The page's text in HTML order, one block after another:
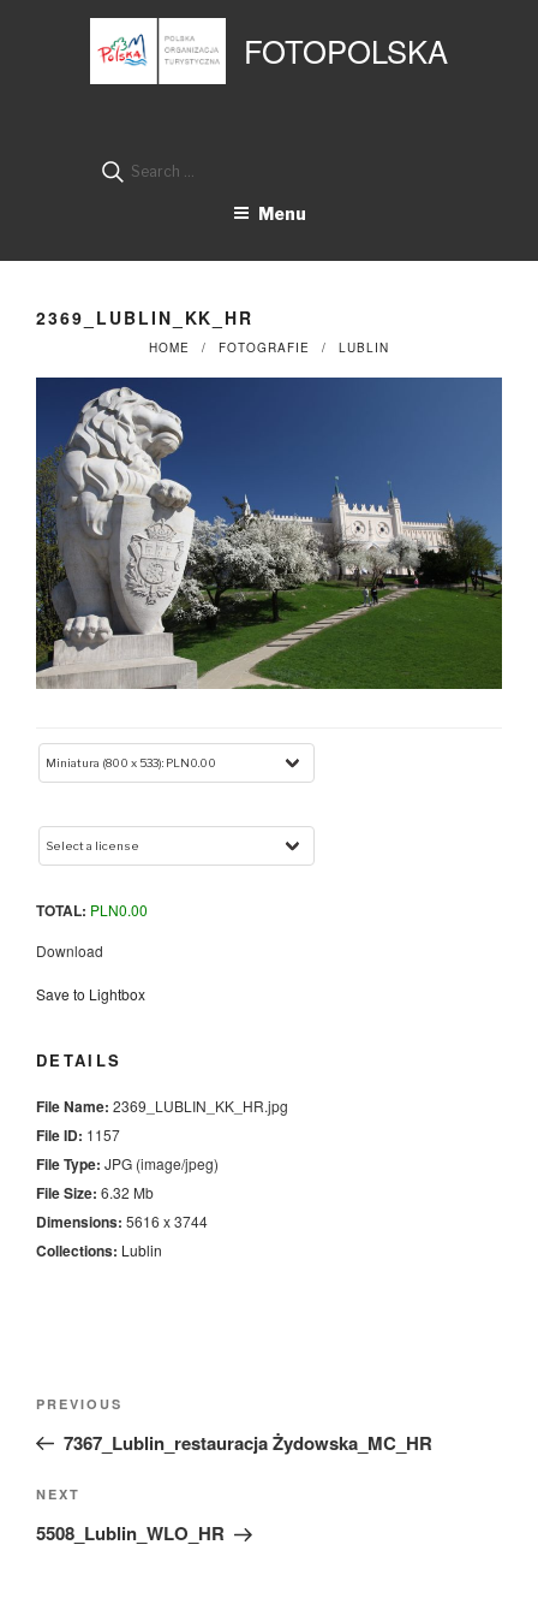
FOTOPOLSKA
Search
Menu
2369_LUBLIN_KK_HR
HOME FOTOGRAFIE LUBLIN
TOTAL: PLN0.00
Download
Save to Lightbox
DETAILS
File Name: 2369_LUBLIN_KK_HR.jpg
File ID: 1157
File Type: JPG (image/jpeg)
File Size: 6.32 Mb
Dimensions: 5616 x 3744
Collections: Lublin
Previous
Post
PREVIOUS
7367_Lublin_restauracja Żydowska_MC_HR
Next
Post
NEXT
5508_Lublin_WLO_HR
Panel zarządzania plikami cookies